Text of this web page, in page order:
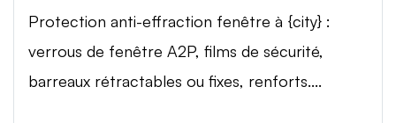
Protection anti-effraction fenêtre à {city} :
verrous de fenêtre A2P, films de sécurité,
barreaux rétractables ou fixes, renforts....